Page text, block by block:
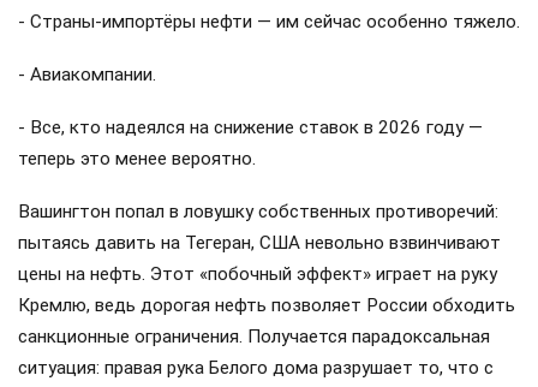
- Страны-импортёры нефти — им сейчас особенно тяжело.
- Авиакомпании.
- Все, кто надеялся на снижение ставок в 2026 году —
теперь это менее вероятно.
Вашингтон попал в ловушку собственных противоречий:
пытаясь давить на Тегеран, США невольно взвинчивают
цены на нефть. Этот «побочный эффект» играет на руку
Кремлю, ведь дорогая нефть позволяет России обходить
санкционные ограничения. Получается парадоксальная
ситуация: правая рука Белого дома разрушает то, что с